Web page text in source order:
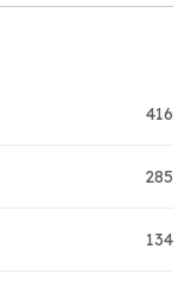
416
285
134